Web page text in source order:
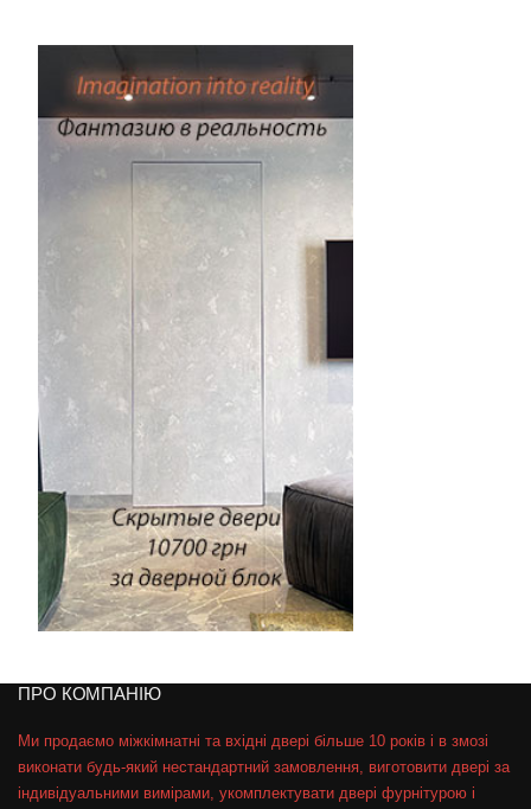
ПРО КОМПАНІЮ
Ми продаємо міжкімнатні та вхідні двері більше 10 років і в змозі
виконати будь-який нестандартний замовлення, виготовити двері за
індивідуальними вимірами, укомплектувати двері фурнітурою і